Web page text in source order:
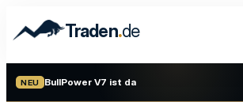
Traden.de
NEU BullPower V7 ist da